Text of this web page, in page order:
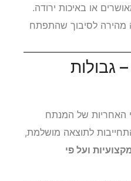
או באיכות ירודה.
מהירה לסיבוך שהתפתח
גבולות
האחריות של המנתח
לתוצאה מושלמת,
ועל פי